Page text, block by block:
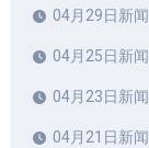
04月29日新
04月25日新
04月23日新
04月21日新